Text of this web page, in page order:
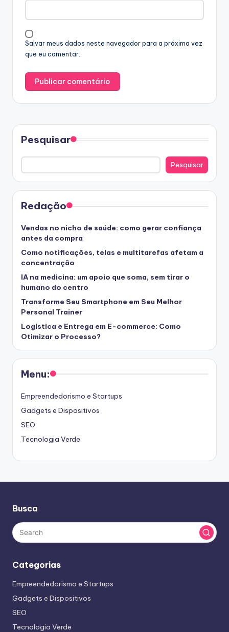
Salvar meus dados neste navegador para a próxima vez
que eu comentar.
Pesquisar
Pesquisar
Redação
Vendas no nicho de saúde: como gerar confiança
antes da compra
Como notificações, telas e multitarefas afetam a
concentração
IA na medicina: um apoio que soma, sem tirar o
humano do centro
Transforme Seu Smartphone em Seu Melhor
Personal Trainer
Logística e Entrega em E-commerce: Como
Otimizar o Processo?
Menu:
Empreendedorismo e Startups
Gadgets e Dispositivos
SEO
Tecnologia Verde
Busca
Categorias
Empreendedorismo e Startups
Gadgets e Dispositivos
SEO
Tecnologia Verde